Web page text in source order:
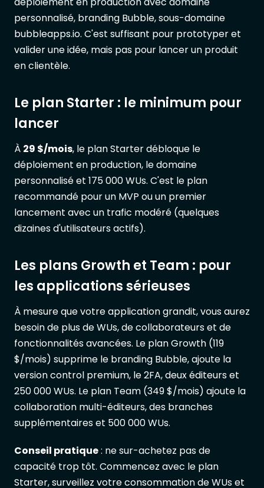
personnalisé, branding Bubble, sous-domaine
bubbleapps.io. C'est suffisant pour prototyper et
valider une idée, mais pas pour lancer un produit
en clientèle.
Le plan Starter : le minimum pour
lancer
À 29 $/mois, le plan Starter débloque le
déploiement en production, le domaine
personnalisé et 175 000 WUs. C'est le plan
recommandé pour un MVP ou un premier
lancement avec un trafic modéré (quelques
dizaines d'utilisateurs actifs).
Les plans Growth et Team : pour
les applications sérieuses
À mesure que votre application grandit, vous aurez
besoin de plus de WUs, de collaborateurs et de
fonctionnalités avancées. Le plan Growth (119
$/mois) supprime le branding Bubble, ajoute la
version control premium, le 2FA, deux éditeurs et
250 000 WUs. Le plan Team (349 $/mois) ajoute la
collaboration multi-éditeurs, des branches
supplémentaires et 500 000 WUs.
Conseil pratique: ne sur-achetez pas de
capacité trop tôt. Commencez avec le plan
Starter, surveillez votre consommation de WUs et